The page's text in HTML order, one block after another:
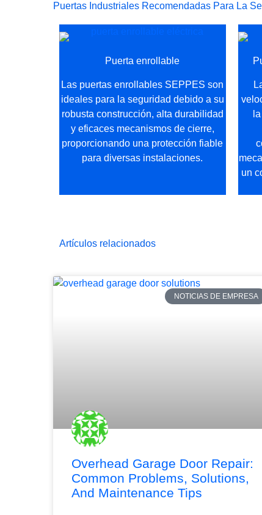
Puertas Industriales Recomendadas Para La
Puerta enrollable
Las puertas enrollables SEPPES son
ideales para la seguridad debido a su
robusta construcción, alta durabilidad
y eficaces mecanismos de cierre,
proporcionando una protección fiable
para diversas instalaciones.
un
Artículos relacionados
NOTICIAS DE EMPRESA
Overhead Garage Door Repair:
Common Problems, Solutions,
And Maintenance Tips